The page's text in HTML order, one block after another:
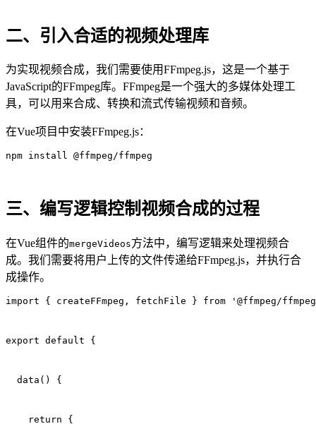
二、引入合适的视频处理库
为实现视频合成，我们需要使用FFmpeg.js，这是一个基于
JavaScript的FFmpeg库。FFmpeg是一个强大的多媒体处理工
具，可以用来合成、转换和流式传输视频和音频。
在Vue项目中安装FFmpeg.js：
npm install @ffmpeg/ffmpeg
三、编写逻辑控制视频合成的过程
在Vue组件的mergeVideos方法中，编写逻辑来处理视频合
成。我们需要将用户上传的文件传递给FFmpeg.js，并执行合
成操作。
import { createFFmpeg, fetchFile } from '@ffmpeg/
export default {
  data() {
    return {